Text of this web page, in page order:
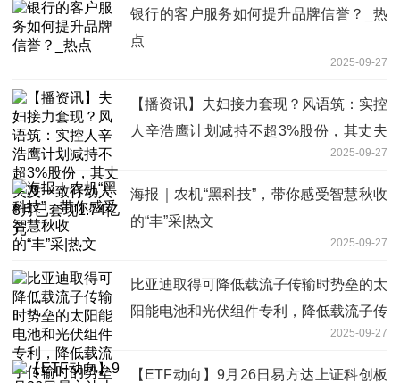
银行的客户服务如何提升品牌信誉？_热
点
2025-09-27
【播资讯】夫妇接力套现？风语筑：实控
人辛浩鹰计划减持不超3%股份，其丈夫
及一致行动人8月已套现1.74亿元2025-09-27
海报｜农机“黑科技”，带你感受智慧秋收
的“丰”采|热文
2025-09-27
比亚迪取得可降低载流子传输时势垒的太
阳能电池和光伏组件专利，降低载流子传
2025-09-27
【ETF动向】9月26日易方达上证科创板